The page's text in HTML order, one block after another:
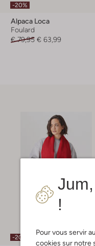
!
Pour vous servir
cookies sur notre
-20%
Alpaca Loca
Foulard
€ 79,95 € 63,99
-20%